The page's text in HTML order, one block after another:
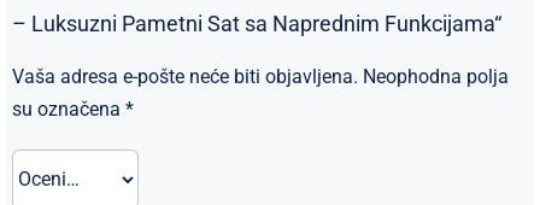
– Luksuzni Pametni Sat sa Naprednim Funkcijama“
Vaša adresa e-pošte neće biti objavljena. Neophodna polja
su označena *